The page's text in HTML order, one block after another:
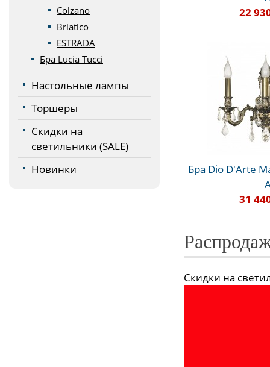
Colzano
Briatico
ESTRADA
Бра Lucia Tucci
Настольные лампы
Торшеры
Скидки на
светильники (SALE)
Новинки
22
Бра Dio D'Arte
31
Скидки на